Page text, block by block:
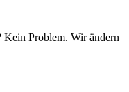
Kein Problem. Wir ändern